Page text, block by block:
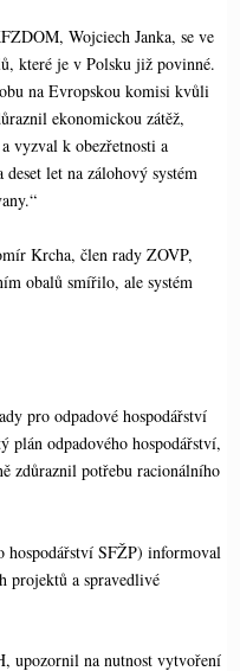
Wojciech Janka, se ve
které je v Polsku již povinné.
na Evropskou komisi kvůli
ekonomickou zátěž,
vyzval k obezřetnosti a
let na zálohový systém
Krcha, člen rady ZOVP,
obalů smířilo, ale systém
pro odpadové hospodářství
plán odpadového hospodářství,
zdůraznil potřebu racionálního
hospodářství SFŽP) informoval
projektů a spravedlivé
upozornil na nutnost vytvoření